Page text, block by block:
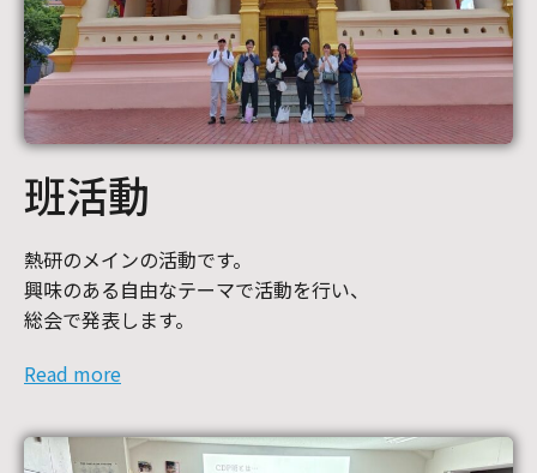
班活動
熱研のメインの活動です。
興味のある自由なテーマで活動を行い、
総会で発表します。
Read more